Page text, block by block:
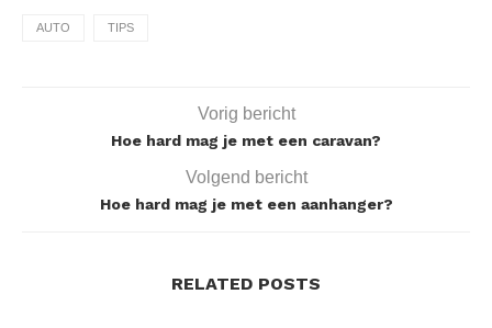
AUTO TIPS
Vorig bericht
Hoe hard mag je met een caravan?
Volgend bericht
Hoe hard mag je met een aanhanger?
RELATED POSTS